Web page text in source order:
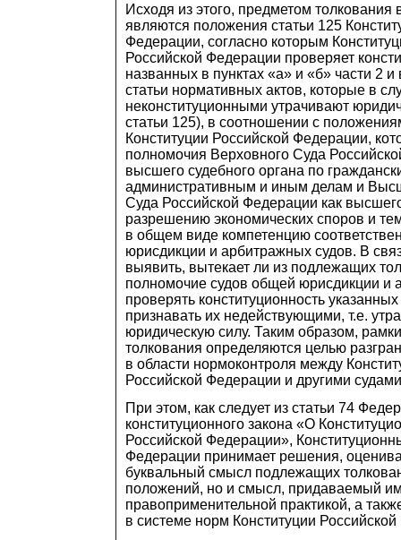
Исходя из этого, предметом толкования
являются положения статьи 125
Федерации, согласно которым
Российской Федерации проверяет
названных в пунктах «а» и «б» части 2 и
статьи нормативных актов, которые в
неконституционными утрачивают
статьи 125), в соотношении с
Конституции Российской Федерации,
полномочия Верховного Суда
высшего судебного органа по
административным и иным делам и
Суда Российской Федерации как
разрешению экономических споров и
в общем виде компетенцию
юрисдикции и арбитражных судов. В
выявить, вытекает ли из подлежащих
полномочие судов общей юрисдикции и
проверять конституционность
признавать их недействующими, т.е.
юридическую силу. Таким образом,
толкования определяются целью
в области нормоконтроля между
Российской Федерации и другими
При этом, как следует из статьи 74
конституционного закона «О
Российской Федерации»,
Федерации принимает решения,
буквальный смысл подлежащих
положений, но и смысл, придаваемый
правоприменительной практикой, а
в системе норм Конституции